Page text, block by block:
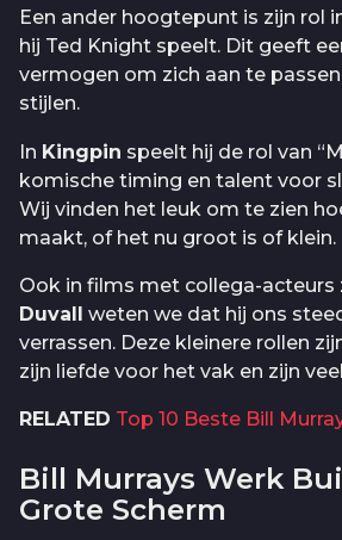
Een ander hoogtepunt is zijn rol
hij Ted Knight speelt. Dit geeft
vermogen om zich aan te
stijlen.
In Kingpin speelt hij de rol van
komische timing en talent voor
Wij vinden het leuk om te zien
maakt, of het nu groot is of klein.
Ook in films met collega-acteurs
Duvall weten we dat hij ons
verrassen. Deze kleinere rollen
zijn liefde voor het vak en zijn
RELATED Top 10 Beste Bill
Bill Murrays Werk
Grote Scherm